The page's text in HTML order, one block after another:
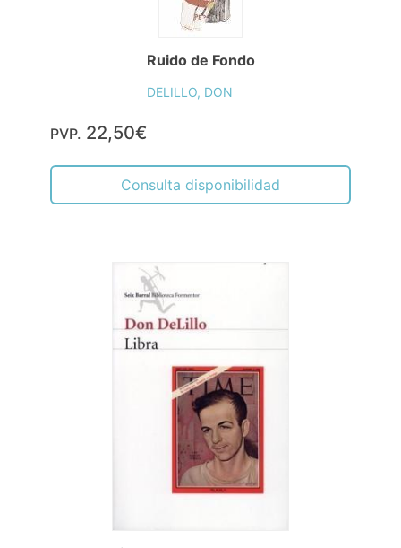
Ruido de Fondo
DELILLO, DON
PVP. 22,50€
Consulta disponibilidad